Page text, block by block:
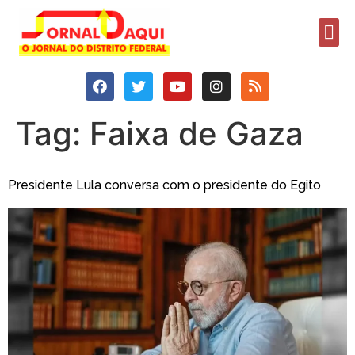
Tag: Faixa de Gaza
Presidente Lula conversa com o presidente do Egito